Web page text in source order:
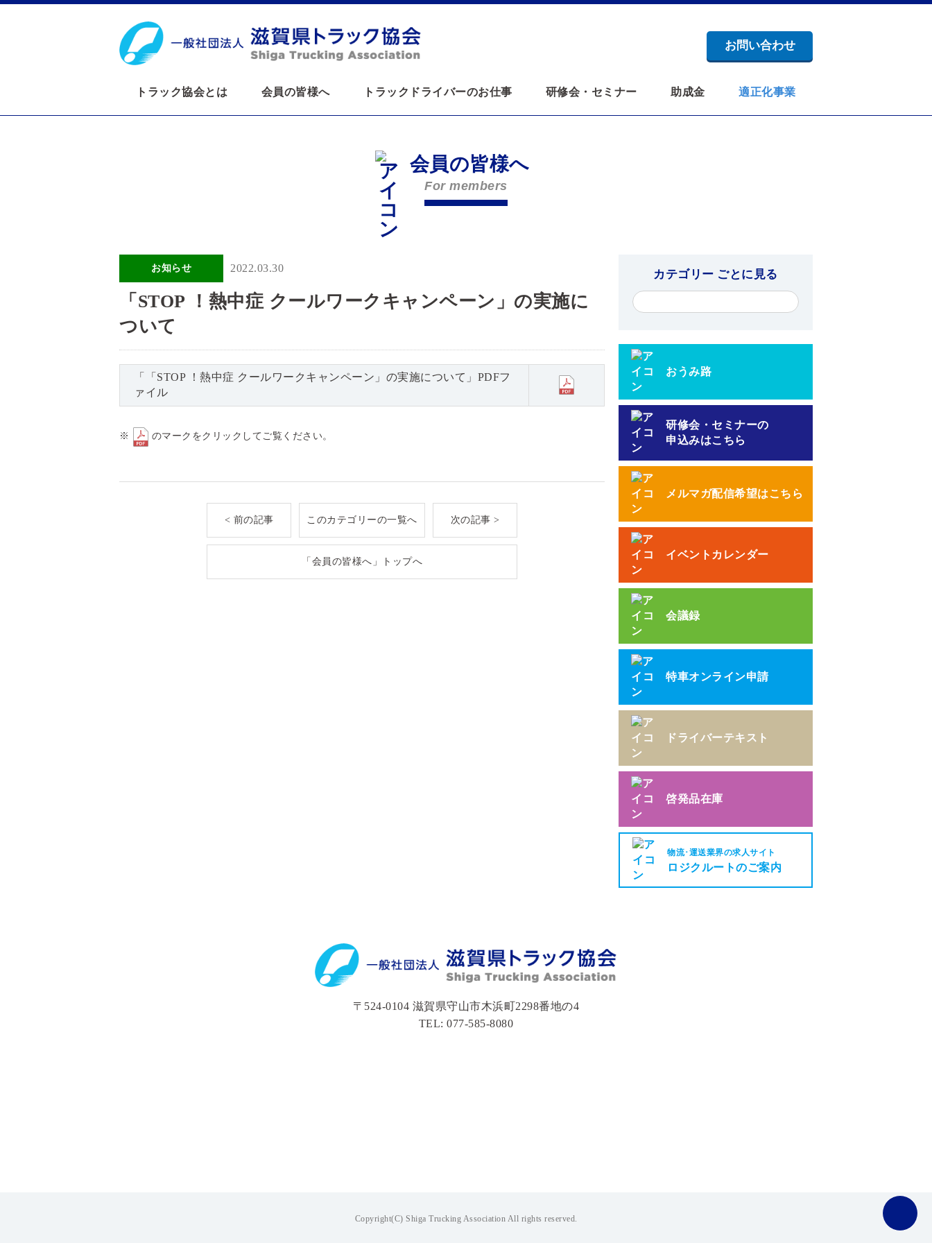
お問い合わせ
トラック協会とは 会員の皆様へ トラックドライバーのお仕事 研修会・セミナー 助成金 適正化事業
会員の皆様へ
For members
お知らせ 2022.03.30
「STOP ！熱中症 クールワークキャンペーン」の実施に
ついて
「「STOP ！熱中症 クールワークキャンペーン」の実施について」PDFフ
ァイル
※ のマークをクリックしてご覧ください。
< 前の記事 このカテゴリーの一覧へ 次の記事 >
「会員の皆様へ」トップへ
カテゴリー ごとに見る
おうみ路
研修会・セミナーの
申込みはこちら
メルマガ配信希望はこちら
イベントカレンダー
会議録
特車オンライン申請
ドライバーテキスト
啓発品在庫
物流･運送業界の求人サイト
ロジクルートのご案内
〒524-0104 滋賀県守山市木浜町2298番地の4
TEL: 077-585-8080
Copyright(C) Shiga Trucking Association All rights reserved.